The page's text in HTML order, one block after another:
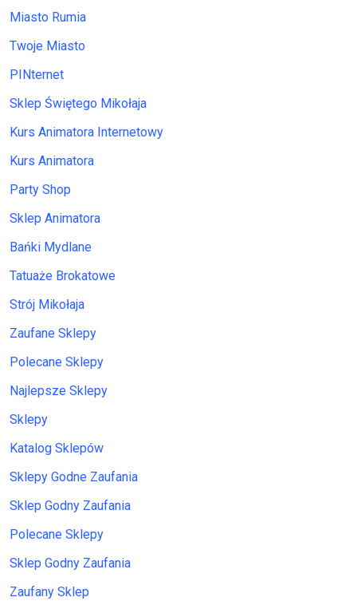
Miasto Rumia
Twoje Miasto
PINternet
Sklep Świętego Mikołaja
Kurs Animatora Internetowy
Kurs Animatora
Party Shop
Sklep Animatora
Bańki Mydlane
Tatuaże Brokatowe
Strój Mikołaja
Zaufane Sklepy
Polecane Sklepy
Najlepsze Sklepy
Sklepy
Katalog Sklepów
Sklepy Godne Zaufania
Sklep Godny Zaufania
Polecane Sklepy
Sklep Godny Zaufania
Zaufany Sklep